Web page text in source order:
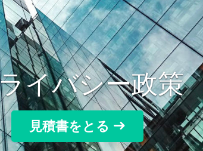
イバシー政策
見積書をとる